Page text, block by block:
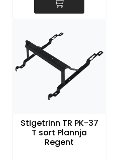
Stigetrinn TR PK-37
T sort Plannja
Regent